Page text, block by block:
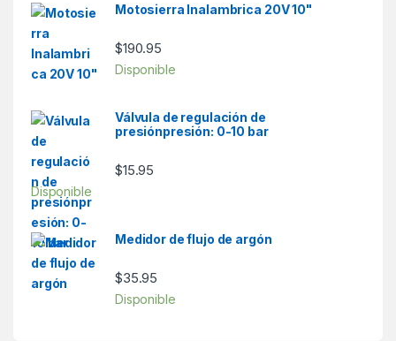
Motosierra Inalambrica 20V 10"
$190.95
Disponible
Válvula de regulación de
presiónpresión: 0-10 bar
$15.95
Disponible
Medidor de flujo de argón
$35.95
Disponible